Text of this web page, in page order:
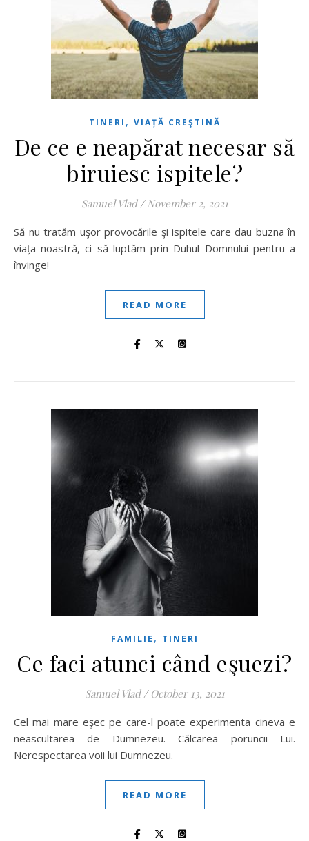
TINERI , VIAȚĂ CREŞTINĂ
De ce e neapărat necesar să
biruiesc ispitele?
Samuel Vlad / November 2, 2021
Să nu tratăm uşor provocările şi ispitele care dau buzna în
viața noastră, ci să luptăm prin Duhul Domnului pentru a
învinge!
READ MORE
FAMILIE , TINERI
Ce faci atunci când eşuezi?
Samuel Vlad / October 13, 2021
Cel mai mare eşec pe care-l poate experimenta cineva e
neascultarea de Dumnezeu. Călcarea poruncii Lui.
Nerespectarea voii lui Dumnezeu.
READ MORE